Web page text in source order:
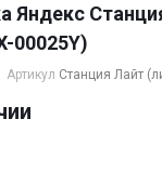
Яндекс
00025Y)
Артикул Станция Лайт